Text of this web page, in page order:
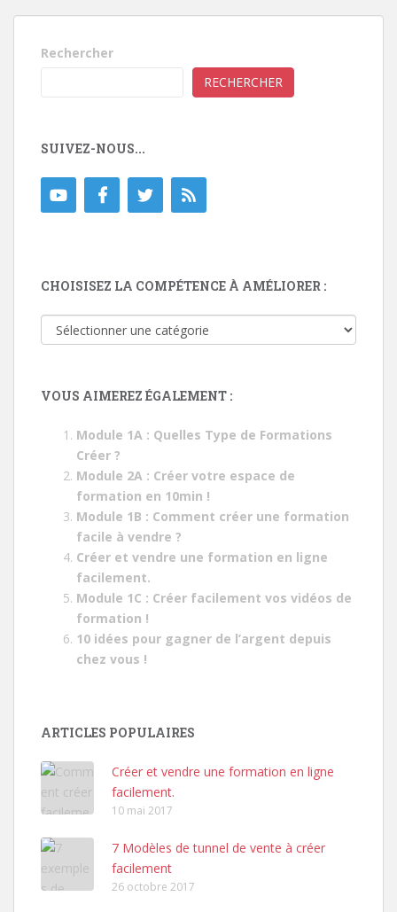
Rechercher
RECHERCHER
SUIVEZ-NOUS...
CHOISISEZ LA COMPÉTENCE À AMÉLIORER :
Choisisez
la
améliorer
VOUS AIMEREZ ÉGALEMENT :
Module 1A : Quelles Type de Formations
Créer ?
Module 2A : Créer votre espace de
formation en 10min !
Module 1B : Comment créer une formation
facile à vendre ?
Créer et vendre une formation en ligne
facilement.
Module 1C : Créer facilement vos vidéos de
formation !
10 idées pour gagner de l’argent depuis
chez vous !
ARTICLES POPULAIRES
Créer et vendre une formation en ligne
facilement.
10 mai 2017
7 Modèles de tunnel de vente à créer
facilement
26 octobre 2017